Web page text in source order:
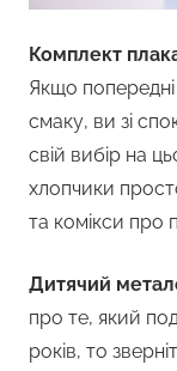
Комплект
Якщо попередні
смаку, ви зі
свій вибір на
хлопчики
та комікси про
Дитячий
про те, який
років, то